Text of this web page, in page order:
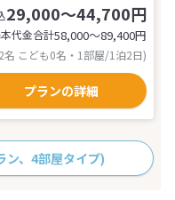
29,000～44,700円
代金合計58,000〜89,400円
名 こども0名・1部屋/1泊2日)
プランの詳細
ン、4部屋タイプ)